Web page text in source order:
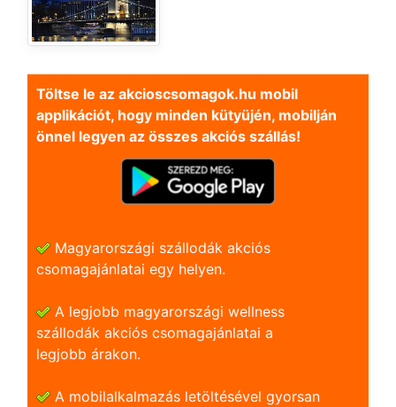
Töltse le az akcioscsomagok.hu mobil
applikációt, hogy minden kütyüjén, mobilján
önnel legyen az összes akciós szállás!
Magyarországi szállodák akciós
csomagajánlatai egy helyen.
A legjobb magyarországi wellness
szállodák akciós csomagajánlatai a
legjobb árakon.
A mobilalkalmazás letöltésével gyorsan